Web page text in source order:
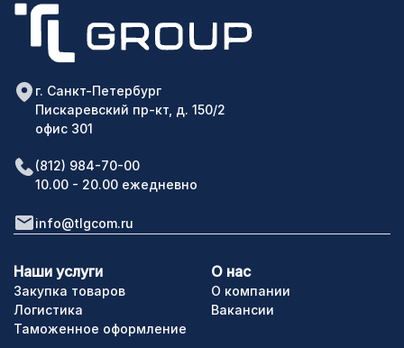
г. Санкт-Петербург
Пискаревский пр-кт, д. 150/2
офис 301
(812) 984-70-00
10.00 - 20.00 ежедневно
info@tlgcom.ru
Закупка товаров
Наши услуги
Логистика
Таможенное оформление
О нас
О компании
Вакансии